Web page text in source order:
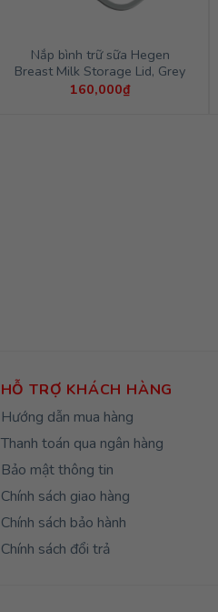
Nắp bình trữ sữa Hegen
Breast Milk Storage Lid, Grey
160,000₫
HỖ TRỢ KHÁCH HÀNG
Hướng dẫn mua hàng
Thanh toán qua ngân hàng
Bảo mật thông tin
Chính sách giao hàng
Chính sách bảo hành
Chính sách đổi trả